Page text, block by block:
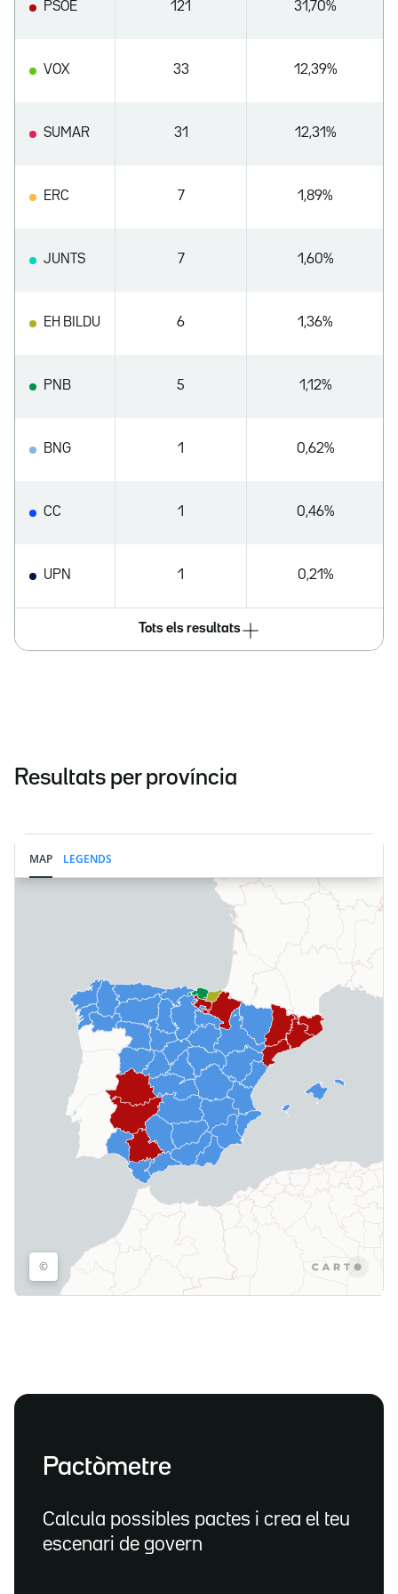
PSOE 121 31,70%
VOX 33 12,39%
SUMAR 31 12,31%
ERC 7 1,89%
JUNTS 7 1,60%
EH BILDU 6 1,36%
PNB 5 1,12%
BNG 1 0,62%
CC 1 0,46%
UPN 1 0,21%
Tots els resultats
Resultats per província
Pactòmetre
Calcula possibles pactes i crea el teu
escenari de govern